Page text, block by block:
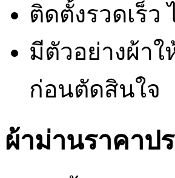
ติดตั้งรวดเร็
มีตัวอย่างผ้าใ
ก่อนตัดสินใจ
ผ้าม่านราคาป